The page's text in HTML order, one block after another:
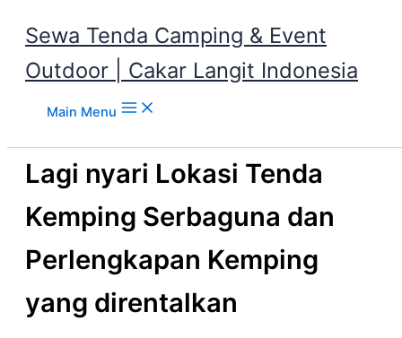
Sewa Tenda Camping & Event
Outdoor | Cakar Langit Indonesia
Main Menu
Lagi nyari Lokasi Tenda
Kemping Serbaguna dan
Perlengkapan Kemping
yang direntalkan